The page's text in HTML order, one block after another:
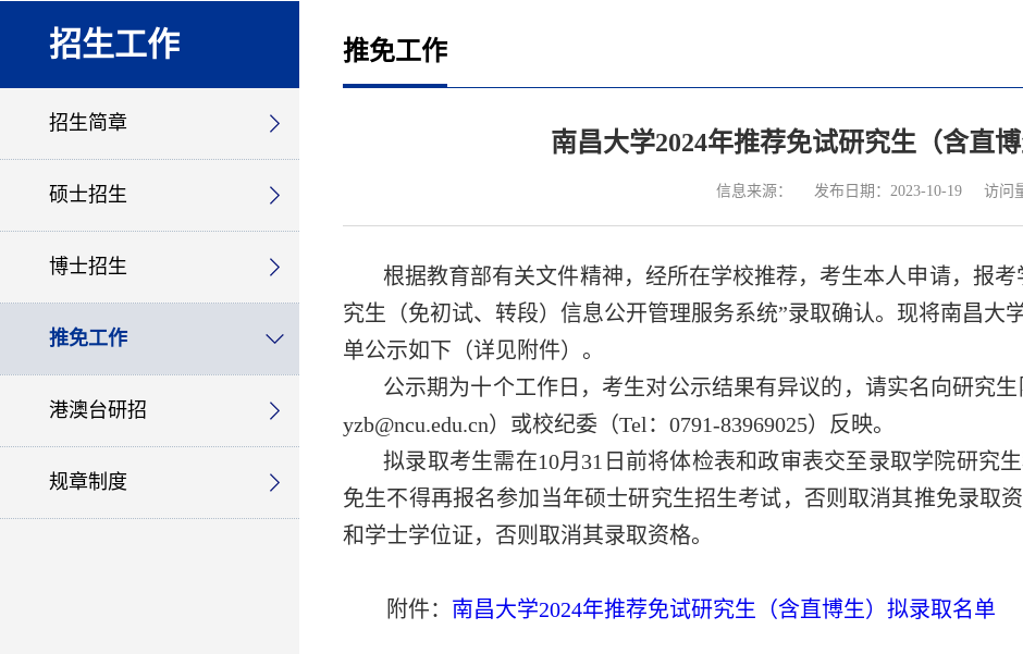
招生工作
招生简章
硕士招生
博士招生
推免工作
港澳台研招
规章制度
推免工作
南昌大学2024年推荐免试研究生（含直
信息来源： 发布日期：2023-10-19 访问
根据教育部有关文件精神，经所在学校推荐，考生本人申请，报
究生（免初试、转段）信息公开管理服务系统”录取确认。现将南昌大
单公示如下（详见附件）。
公示期为十个工作日，考生对公示结果有异议的，请实名向研究生
yzb@ncu.edu.cn）或校纪委（Tel：0791-83969025）反映。
拟录取考生需在10月31日前将体检表和政审表交至录取学院研究
免生不得再报名参加当年硕士研究生招生考试，否则取消其推免录取
和学士学位证，否则取消其录取资格。
附件： 南昌大学2024年推荐免试研究生（含直博生）拟录取名单